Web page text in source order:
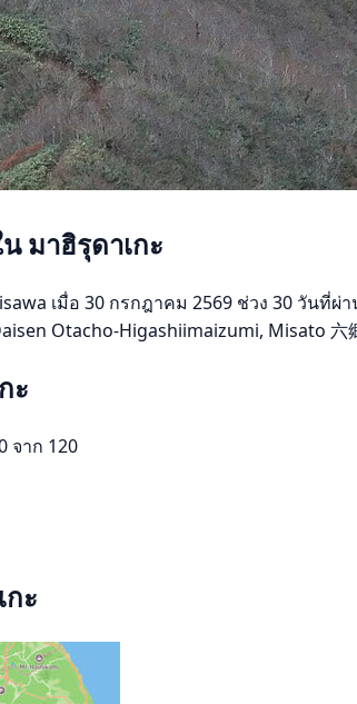
มาฮิรุดาเกะ
เมื่อ 30 กรกฎาคม 2569 ช่วง 30 วัน
Otacho-Higashiimaizumi, Misato
ะ
จาก 120
ะ